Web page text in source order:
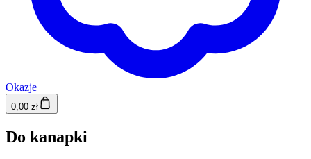
Okazje
0,00 zł
Do kanapki